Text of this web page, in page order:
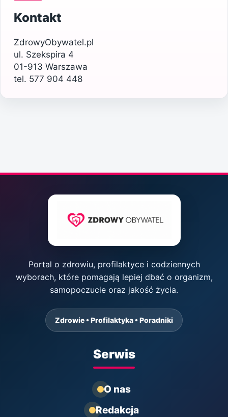
Kontakt
ZdrowyObywatel.pl
ul. Szekspira 4
01-913 Warszawa
tel. 577 904 448
Portal o zdrowiu, profilaktyce i codziennych
wyborach, które pomagają lepiej dbać o organizm,
samopoczucie oraz jakość życia.
Zdrowie • Profilaktyka • Poradniki
Serwis
O nas
Redakcja